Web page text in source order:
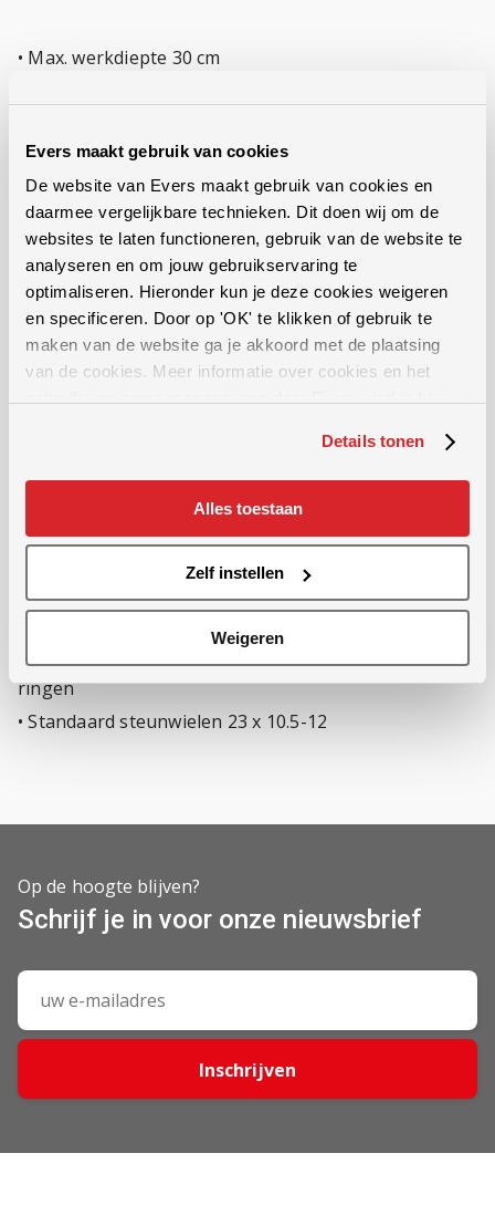
Evers maakt gebruik van cookies
De website van Evers maakt gebruik van cookies en
daarmee vergelijkbare technieken. Dit doen wij om de
websites te laten functioneren, gebruik van de website te
analyseren en om jouw gebruikservaring te
optimaliseren. Hieronder kun je deze cookies weigeren
en specificeren. Door op 'OK' te klikken of gebruik te
maken van de website ga je akkoord met de plaatsing
van de cookies. Meer informatie over cookies en het
Details tonen
Alles toestaan
Zelf instellen
Weigeren
• Max. werkdiepte 30 cm
voor optimale bodemaanpassing
• Dubbele mestuitlopen. Tweede in hoogte
verstelbare mestuitloop
• Vaste tanden met 19 cm ganzevoetbeitels
• Hydraulische steenbeveiliging
• Gladde snijschijf
• 3-delig hydraulisch opklapbaar frame
• Standaard voorzien van reflectoren met LED-
verlichting (achterkant)
• Transporthoogte 360 m (bij modellen met 9 meter
• Standaard naloper Buizenrol 36 cm met U-profiel
ringen
• Standaard steunwielen 23 x 10.5-12
Op de hoogte blijven?
Schrijf je in voor onze nieuwsbrief
Inschrijven